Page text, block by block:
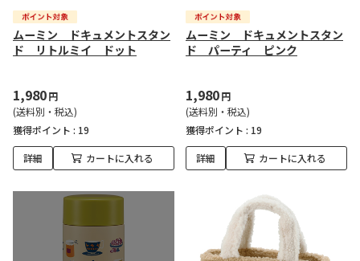
ムーミン ドキュメントスタン
ド リトルミイ ドット
1,980円
(送料別・税込)
獲得ポイント : 19
詳細 カートに入れる
ムーミン ドキュメントスタン
ド パーティ ピンク
1,980円
(送料別・税込)
獲得ポイント : 19
詳細 カートに入れる